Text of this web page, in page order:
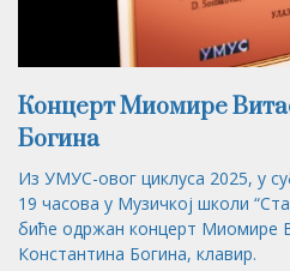
Концерт Миомире
Богина
Из УМУС-овог циклуса 2025, у
19 часова у Музичкој школи
биће одржан концерт Миомире
Константина Богина, клавир.